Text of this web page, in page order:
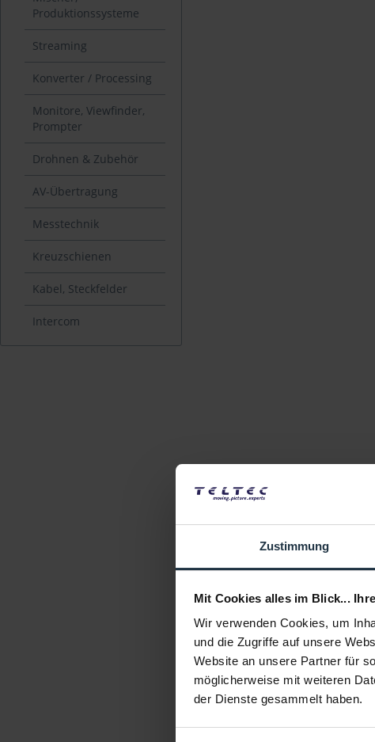
Zustimmung
Mit Cookies alles im Blick...
Wir verwenden Cookies, um
und die Zugriffe auf unsere
Website an unsere Partner für
möglicherweise mit weiteren
der Dienste gesammelt haben.
Produktionssysteme
Streaming
Konverter / Processing
Monitore, Viewfinder,
Prompter
Drohnen & Zubehör
AV-Übertragung
Messtechnik
Kreuzschienen
Kabel, Steckfelder
Intercom